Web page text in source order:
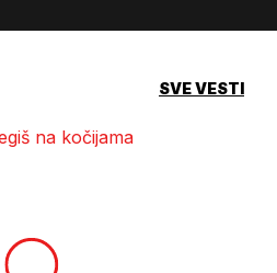
SVE VESTI